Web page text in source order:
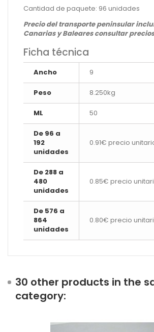
Cantidad de paquete: 96 unidades
Precio del transporte peninsular
Canarias y Baleares consultar
Ficha técnica
Ancho 9
Peso 8.250kg
ML 50
De 96 a
192
unidades
0.91€ precio
De 288 a
480
unidades
0.85€ precio
De 576 a
864
unidades
0.80€ precio
30 other products in the
category: